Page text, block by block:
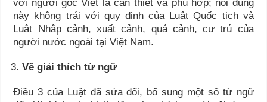
với người gốc Việt là cần thiết và phù hợp; nội dung
này không trái với quy định của Luật Quốc tịch và
Luật Nhập cảnh, xuất cảnh, quá cảnh, cư trú của
người nước ngoài tại Việt Nam.
Về giải thích từ ngữ
Điều 3 của Luật đã sửa đổi, bổ sung một số từ ngữ